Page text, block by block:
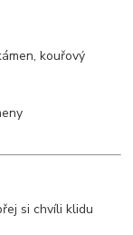
kouřový
si chvíli klidu